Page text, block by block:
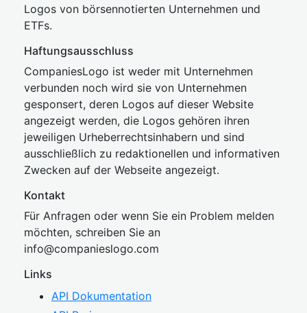
Logos von börsennotierten Unternehmen und
ETFs.
Haftungsausschluss
CompaniesLogo ist weder mit Unternehmen
verbunden noch wird sie von Unternehmen
gesponsert, deren Logos auf dieser Website
angezeigt werden, die Logos gehören ihren
jeweiligen Urheberrechtsinhabern und sind
ausschließlich zu redaktionellen und informativen
Zwecken auf der Webseite angezeigt.
Kontakt
Für Anfragen oder wenn Sie ein Problem melden
möchten, schreiben Sie an
info@companieslogo.com
Links
API Dokumentation